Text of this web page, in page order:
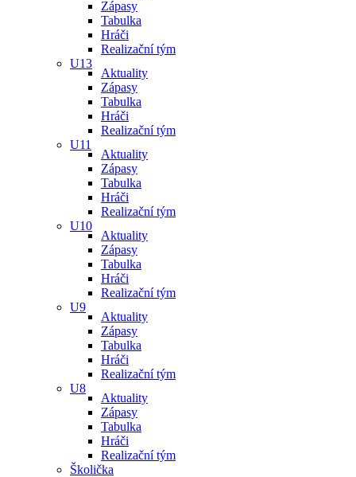
Zápasy
Tabulka
Hráči
Realizační tým
U13
Aktuality
Zápasy
Tabulka
Hráči
Realizační tým
U11
Aktuality
Zápasy
Tabulka
Hráči
Realizační tým
U10
Aktuality
Zápasy
Tabulka
Hráči
Realizační tým
U9
Aktuality
Zápasy
Tabulka
Hráči
Realizační tým
U8
Aktuality
Zápasy
Tabulka
Hráči
Realizační tým
Školička